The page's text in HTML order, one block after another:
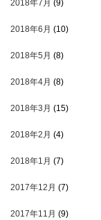
2018年7月 (9)
2018年6月 (10)
2018年5月 (8)
2018年4月 (8)
2018年3月 (15)
2018年2月 (4)
2018年1月 (7)
2017年12月 (7)
2017年11月 (9)